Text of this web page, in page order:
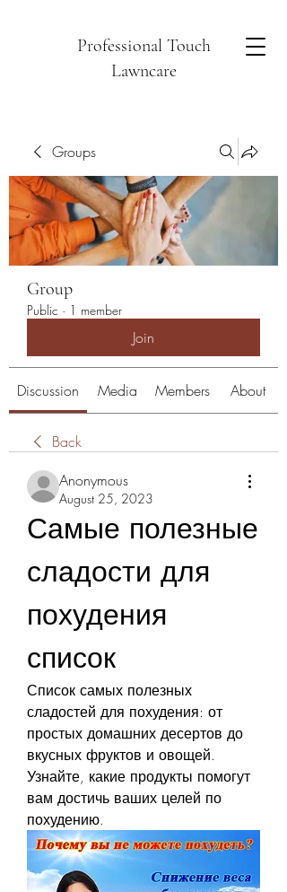
Professional Touch
Lawncare
Groups
Group
Public · 1 member
Join
Discussion Media Members About
Back
Anonymous
August 25, 2023
Самые полезные
сладости для
похудения
список
Список самых полезных
сладостей для похудения: от
простых домашних десертов до
вкусных фруктов и овощей.
Узнайте, какие продукты помогут
вам достичь ваших целей по
похудению.